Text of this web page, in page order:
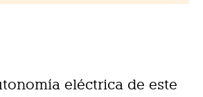
eléctrica de este